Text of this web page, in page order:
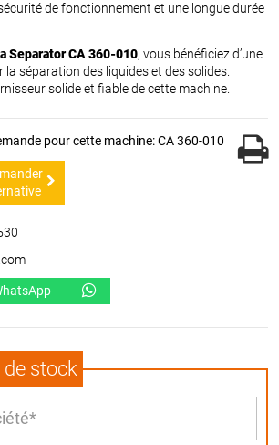
de fonctionnement et une longue durée
Separator CA 360-010, vous bénéficiez d’une
séparation des liquides et des solides.
solide et fiable de cette machine.
pour cette machine: CA 360-010
stock